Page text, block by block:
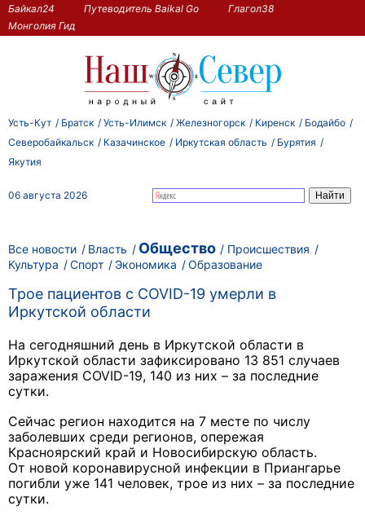
Байкал24 Путеводитель Baikal Go
Глагол38
Монголия Гид
Усть-Кут Братск Усть-Илимск Железногорск Киренск
Бодайбо
Северобайкальск
Казачинское Иркутская область
Бурятия
Якутия
06 августа 2026
Все новости Власть Общество
Происшествия
Культура
Спорт Экономика Образование
Трое пациентов с COVID-19 умерли в
Иркутской области
На сегодняшний день в Иркутской области в
Иркутской области зафиксировано 13 851 случаев
заражения COVID-19, 140 из них – за последние
сутки.
Сейчас регион находится на 7 месте по числу
заболевших среди регионов, опережая
Красноярский край и Новосибирскую область.
От новой коронавирусной инфекции в Приангарье
погибли уже 141 человек, трое из них – за последние
сутки.